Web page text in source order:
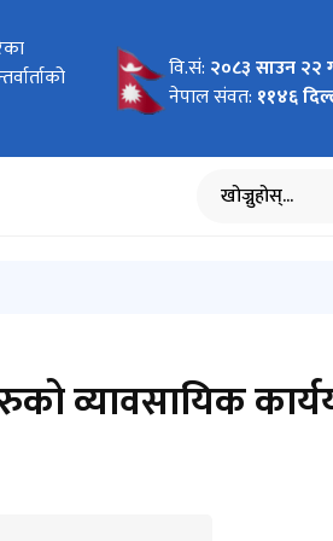
To
of
सूचना
वि.सं: २०८३ साउन २२
नेपाल संवत: ११४६
खोज्नुहोस्
व्यावसायिक